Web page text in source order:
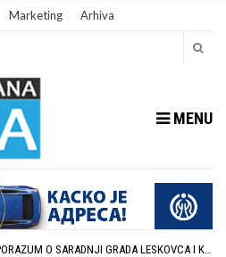
Marketing Arhiva
MENU
POTPISAN SPORAZUM O SARADNJI GRADA LESKOVCA I KOMPANIJE MILENIJUM TIM
U GFK DUBOČICA 1923 DANAS ZAVRŠENE REGISTRACIJE PRINOVA